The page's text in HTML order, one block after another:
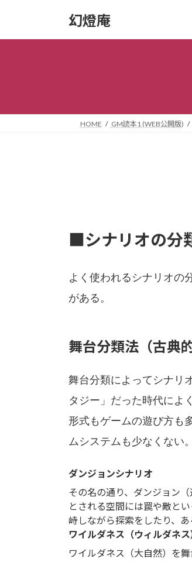
幻燈庵
HOME GM読本1 (WEB公開版)
■シナリオの分
よく使われるシナリオの
がある。
舞台分類法（古典
舞台分類によってシナリ
タジー」だった時代によ
形式もゲームの遊び方も
ムシステムも少なくない。
ダンジョンシナリオ
その名の通り、ダンジョン
とされる空間には罠や敵と
峙しながら探索をしたり、
ワイルダネス（ウィルダネ
ワイルダネス（大自然）を